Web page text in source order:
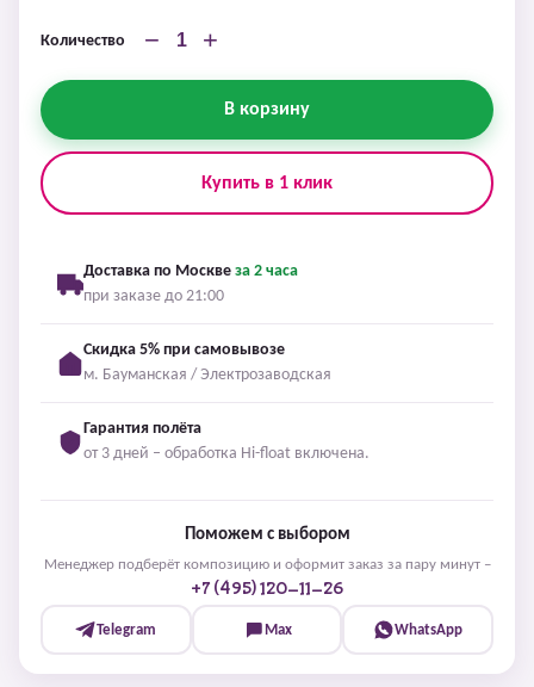
Количество − +
В корзину
Купить в 1 клик
Доставка по Москве за 2 часа
при заказе до 21:00
Скидка 5% при самовывозе
м. Бауманская / Электрозаводская
Гарантия полёта
от 3 дней – обработка Hi-float включена.
Поможем с выбором
Менеджер подберёт композицию и оформит заказ за пару минут –
+7 (495) 120-11-26
Telegram Max WhatsApp